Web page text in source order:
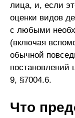
лица, и, если
оценки видов
с любыми
(включая
обычной
постановлений
9, §7004.6.
Что